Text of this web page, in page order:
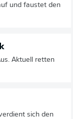
und faustet den
Aktuell retten
sich den